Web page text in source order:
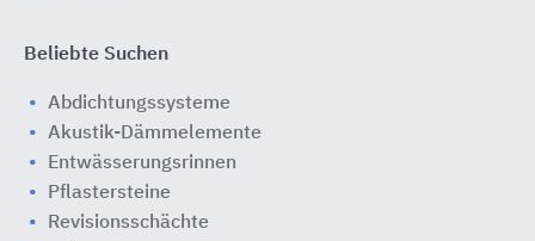
Beliebte Suchen
Abdichtungssysteme
Akustik-Dämmelemente
Entwässerungsrinnen
Pflastersteine
Revisionsschächte